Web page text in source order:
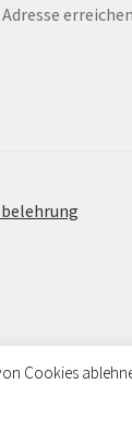
Ihre
Cookies